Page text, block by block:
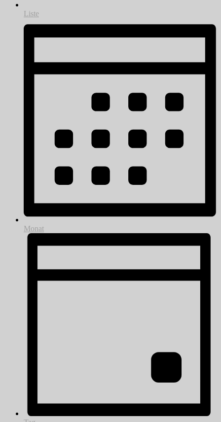
Liste
Monat